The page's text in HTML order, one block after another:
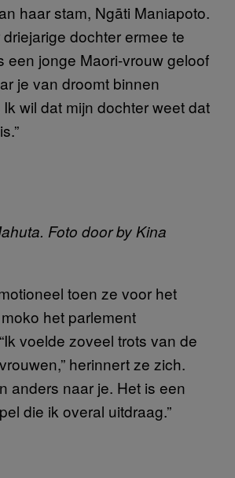
haar stam, Ngāti Maniapoto.
dochter ermee te
een jonge Maori-vrouw geloof
je van droomt binnen
wil dat mijn dochter weet dat
Foto door by Kina
toen ze voor het
het parlement
voelde zoveel trots van de
herinnert ze zich.
anders naar je. Het is een
die ik overal uitdraag.”